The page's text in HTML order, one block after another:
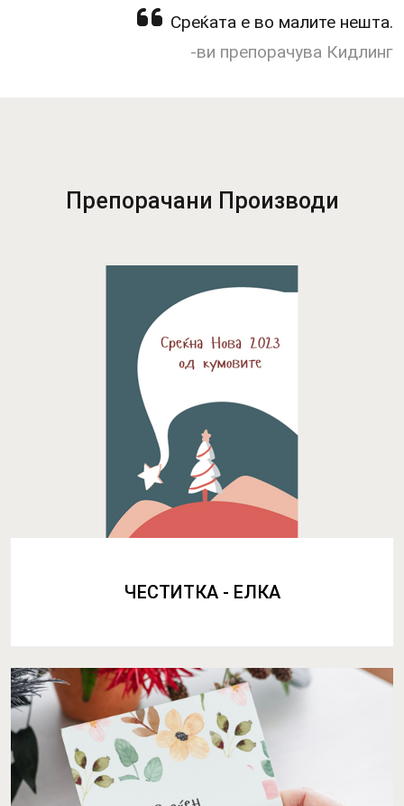
Среќата е во малите нешта.
-ви препорачува Кидлинг
Препорачани Производи
ЧЕСТИТКА - ЕЛКА